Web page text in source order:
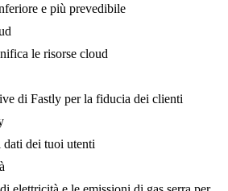
e più prevedibile
le risorse cloud
di Fastly per la fiducia dei clienti
dati dei tuoi utenti